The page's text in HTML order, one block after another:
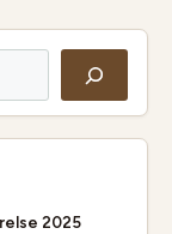
2025